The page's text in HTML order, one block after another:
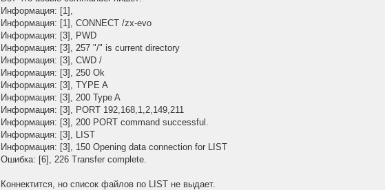
Информация: [1],
Информация: [1], CONNECT /zx-evo
Информация: [3], PWD
Информация: [3], 257 "/" is current directory
Информация: [3], CWD /
Информация: [3], 250 Ok
Информация: [3], TYPE A
Информация: [3], 200 Type A
Информация: [3], PORT 192,168,1,2,149,211
Информация: [3], 200 PORT command successful.
Информация: [3], LIST
Информация: [3], 150 Opening data connection for LIST
Ошибка: [6], 226 Transfer complete.
Коннектится, но список файлов по LIST не выдает.